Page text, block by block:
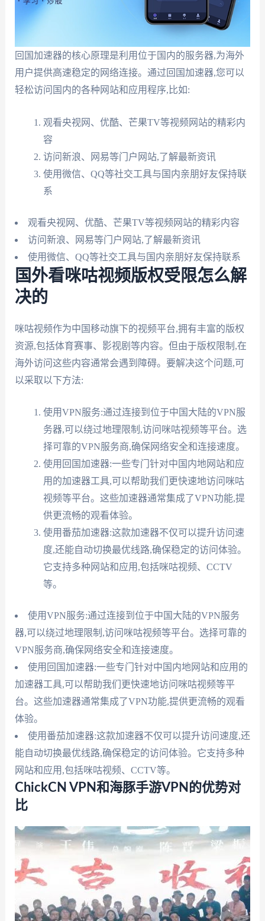
回国加速器的核心原理是利用位于国内的服务器,为海外
用户提供高速稳定的网络连接。通过回国加速器,您可以
轻松访问国内的各种网站和应用程序,比如:
观看央视网、优酷、芒果TV等视频网站的精彩内
容
访问新浪、网易等门户网站,了解最新资讯
使用微信、QQ等社交工具与国内亲朋好友保持联
系
观看央视网、优酷、芒果TV等视频网站的精彩内容
访问新浪、网易等门户网站,了解最新资讯
使用微信、QQ等社交工具与国内亲朋好友保持联系
国外看咪咕视频版权受限怎么解
决的
咪咕视频作为中国移动旗下的视频平台,拥有丰富的版权
资源,包括体育赛事、影视剧等内容。但由于版权限制,在
海外访问这些内容通常会遇到障碍。要解决这个问题,可
以采取以下方法:
使用VPN服务:通过连接到位于中国大陆的VPN服
务器,可以绕过地理限制,访问咪咕视频等平台。选
择可靠的VPN服务商,确保网络安全和连接速度。
使用回国加速器:一些专门针对中国内地网站和应
用的加速器工具,可以帮助我们更快速地访问咪咕
视频等平台。这些加速器通常集成了VPN功能,提
供更流畅的观看体验。
使用番茄加速器:这款加速器不仅可以提升访问速
度,还能自动切换最优线路,确保稳定的访问体验。
它支持多种网站和应用,包括咪咕视频、CCTV
等。
使用VPN服务:通过连接到位于中国大陆的VPN服务
器,可以绕过地理限制,访问咪咕视频等平台。选择可靠的
VPN服务商,确保网络安全和连接速度。
使用回国加速器:一些专门针对中国内地网站和应用的
加速器工具,可以帮助我们更快速地访问咪咕视频等平
台。这些加速器通常集成了VPN功能,提供更流畅的观看
体验。
使用番茄加速器:这款加速器不仅可以提升访问速度,还
能自动切换最优线路,确保稳定的访问体验。它支持多种
网站和应用,包括咪咕视频、CCTV等。
ChickCN VPN和海豚手游VPN的优势对
比